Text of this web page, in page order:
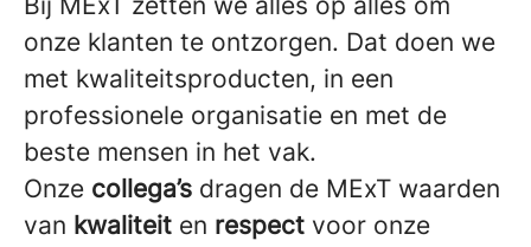
onze klanten te ontzorgen. Dat doen we
met kwaliteitsproducten, in een
professionele organisatie en met de
beste mensen in het vak.
Onze collega’s dragen de MExT waarden
van kwaliteit en respect voor onze